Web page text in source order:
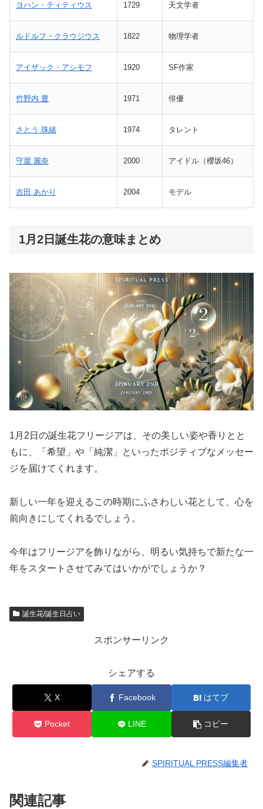
ヨハン・ティティウス 1729 天文学者
ルドルフ・クラウジウス 1822 物理学者
アイザック・アシモフ 1920 SF作家
竹野内 豊 1971 俳優
さとう 珠緒 1974 タレント
守屋 麗奈 2000 アイドル（櫻坂46）
吉田 あかり 2004 モデル
1月2日誕生花の意味まとめ
1月2日の誕生花フリージアは、その美しい姿や香りとと
もに、「希望」や「純潔」といったポジティブなメッセー
ジを届けてくれます。
新しい一年を迎えるこの時期にふさわしい花として、心を
前向きにしてくれるでしょう。
今年はフリージアを飾りながら、明るい気持ちで新たな一
年をスタートさせてみてはいかがでしょうか？
誕生花/誕生日占い
スポンサーリンク
シェアする
X Facebook はてブ
Pocket LINE コピー
SPIRITUAL PRESS編集者
関連記事